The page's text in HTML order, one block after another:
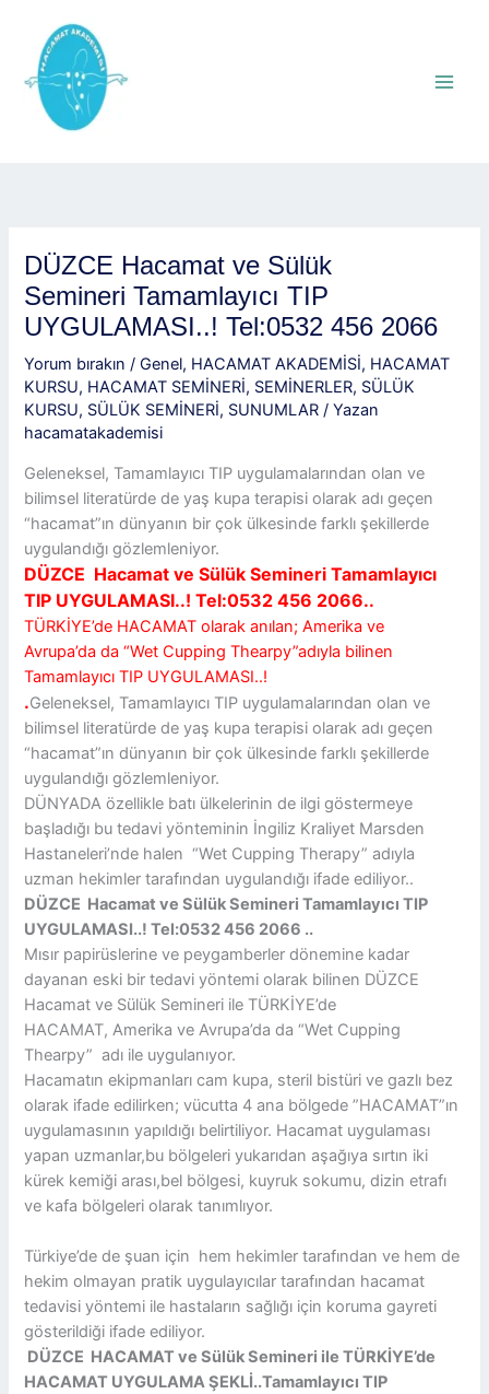
DÜZCE Hacamat ve Sülük
Semineri Tamamlayıcı TIP
UYGULAMASI..! Tel:0532 456 2066
Yorum bırakın /Genel, HACAMAT AKADEMİSİ, HACAMAT
KURSU, HACAMAT SEMİNERİ, SEMİNERLER, SÜLÜK
KURSU, SÜLÜK SEMİNERİ, SUNUMLAR / Yazan
hacamatakademisi
Geleneksel, Tamamlayıcı TIP uygulamalarından olan ve
bilimsel literatürde de yaş kupa terapisi olarak adı geçen
“hacamat”ın dünyanın bir çok ülkesinde farklı şekillerde
uygulandığı gözlemleniyor.
DÜZCE Hacamat ve Sülük Semineri Tamamlayıcı
TIP UYGULAMASI..! Tel:0532 456 2066..
TÜRKİYE’de HACAMAT olarak anılan; Amerika ve
Avrupa’da da“Wet Cupping Thearpy”adıyla bilinen
Tamamlayıcı TIP UYGULAMASI..!
.Geleneksel, Tamamlayıcı TIP uygulamalarından olan ve
bilimsel literatürde de yaş kupa terapisi olarak adı geçen
“hacamat”ın dünyanın bir çok ülkesinde farklı şekillerde
uygulandığı gözlemleniyor.
DÜNYADA özellikle batı ülkelerinin de ilgi göstermeye
başladığı bu tedavi yönteminin İngiliz Kraliyet Marsden
Hastaneleri’nde halen “Wet Cupping Therapy” adıyla
uzman hekimler tarafından uygulandığı ifade ediliyor..
DÜZCE Hacamat ve Sülük Semineri Tamamlayıcı TIP
UYGULAMASI..! Tel:0532 456 2066 ..
Mısır papirüslerine ve peygamberler dönemine kadar
dayanan eski bir tedavi yöntemi olarak bilinen DÜZCE
Hacamat ve Sülük Semineri ile TÜRKİYE’de
HACAMAT, Amerika ve Avrupa’da da “Wet Cupping
Thearpy” adı ile uygulanıyor.
Hacamatın ekipmanları cam kupa, steril bistüri ve gazlı bez
olarak ifade edilirken; vücutta 4 ana bölgede ”HACAMAT”ın
uygulamasının yapıldığı belirtiliyor. Hacamat uygulaması
yapan uzmanlar,bu bölgeleri yukarıdan aşağıya sırtın iki
kürek kemiği arası,bel bölgesi, kuyruk sokumu, dizin etrafı
ve kafa bölgeleri olarak tanımlıyor.
Türkiye’de de şuan için hem hekimler tarafından ve hem de
hekim olmayan pratik uygulayıcılar tarafından hacamat
tedavisi yöntemi ile hastaların sağlığı için koruma gayreti
gösterildiği ifade ediliyor.
DÜZCE HACAMAT ve Sülük Semineri ile TÜRKİYE’de
HACAMAT UYGULAMA ŞEKLİ..Tamamlayıcı TIP